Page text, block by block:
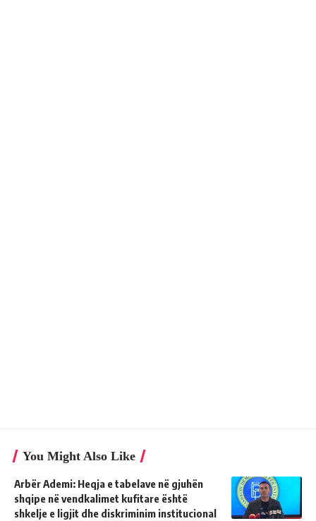
You Might Also Like
Arbër Ademi: Heqja e tabelave në gjuhën
shqipe në vendkalimet kufitare është
shkelje e ligjit dhe diskriminim institucional